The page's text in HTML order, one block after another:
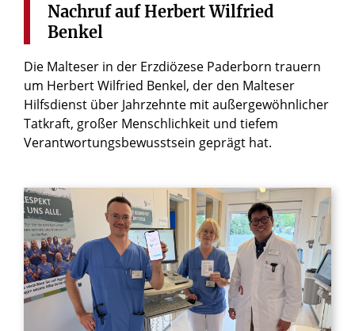
Nachruf auf Herbert Wilfried
Benkel
Die Malteser in der Erzdiözese Paderborn trauern
um Herbert Wilfried Benkel, der den Malteser
Hilfsdienst über Jahrzehnte mit außergewöhnlicher
Tatkraft, großer Menschlichkeit und tiefem
Verantwortungsbewusstsein geprägt hat.